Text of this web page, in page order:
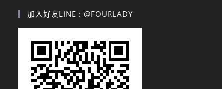
加入好友LINE : @FOURLADY